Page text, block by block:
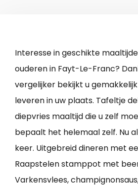
Interesse in geschikte
ouderen in Fayt-Le-Franc?
vergelijker bekijkt u
leveren in uw plaats. Tafeltje
diepvries maaltijd die u zelf
bepaalt het helemaal zelf. Nu
keer. Uitgebreid dineren met
Raapstelen stamppot met
Varkensvlees,